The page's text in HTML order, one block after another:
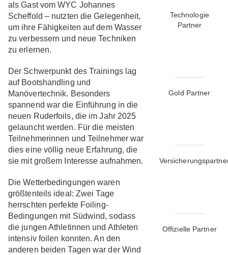
als Gast vom WYC Johannes
Scheffold – nutzten die Gelegenheit,
um ihre Fähigkeiten auf dem Wasser
zu verbessern und neue Techniken
zu erlernen.
Der Schwerpunkt des Trainings lag
auf Bootshandling und
Manövertechnik. Besonders
spannend war die Einführung in die
neuen Ruderfoils, die im Jahr 2025
gelauncht werden. Für die meisten
Teilnehmerinnen und Teilnehmer war
dies eine völlig neue Erfahrung, die
sie mit großem Interesse aufnahmen.
Die Wetterbedingungen waren
größtenteils ideal: Zwei Tage
herrschten perfekte Foiling-
Bedingungen mit Südwind, sodass
die jungen Athletinnen und Athleten
intensiv foilen konnten. An den
anderen beiden Tagen war der Wind
Technologie
Partner
Gold Partner
Offizielle Partner